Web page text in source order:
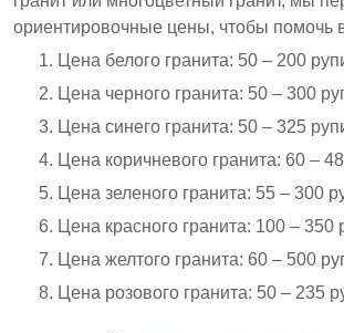
ориентировочные цены, чтобы помочь
Цена белого гранита: 50 – 200
Цена черного гранита: 50 – 300
Цена синего гранита: 50 – 325
Цена коричневого гранита: 60 –
Цена зеленого гранита: 55 – 300
Цена красного гранита: 100 – 350
Цена желтого гранита: 60 – 500
Цена розового гранита: 50 – 235